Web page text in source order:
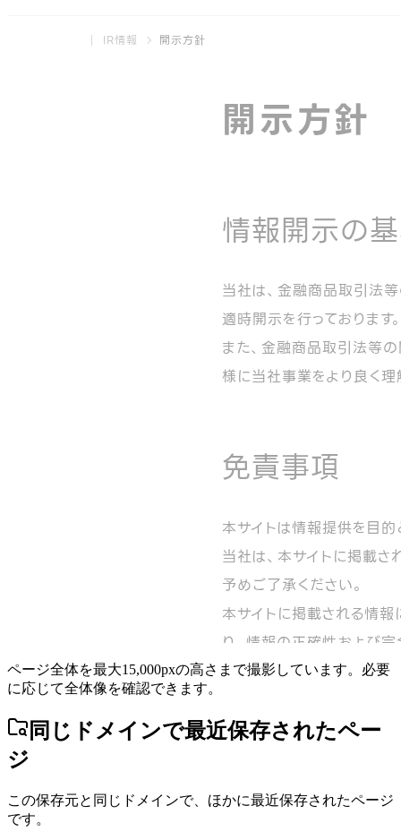
ページ全体を最大15,000pxの高さまで撮影しています。必要
に応じて全体像を確認できます。
同じドメインで最近保存されたペー
ジ
この保存元と同じドメインで、ほかに最近保存されたページ
です。